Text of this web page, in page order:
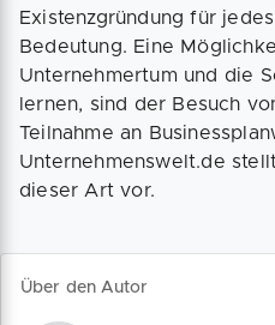
Existenzgründung für
Bedeutung. Eine
Unternehmertum und die
lernen, sind der Besuch
Teilnahme an
Unternehmenswelt.de
dieser Art vor.
Über den Autor